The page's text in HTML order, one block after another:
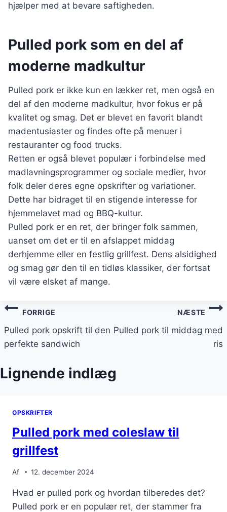
hjælper med at bevare saftigheden.
Pulled pork som en del af
moderne madkultur
Pulled pork er ikke kun en lækker ret, men også en
del af den moderne madkultur, hvor fokus er på
kvalitet og smag. Det er blevet en favorit blandt
madentusiaster og findes ofte på menuer i
restauranter og food trucks.
Retten er også blevet populær i forbindelse med
madlavningsprogrammer og sociale medier, hvor
folk deler deres egne opskrifter og variationer.
Dette har bidraget til en stigende interesse for
hjemmelavet mad og BBQ-kultur.
Pulled pork er en ret, der bringer folk sammen,
uanset om det er til en afslappet middag
derhjemme eller en festlig grillfest. Dens alsidighed
og smag gør den til en tidløs klassiker, der fortsat
vil være elsket af mange.
Indlægsnavigation
FORRIGE
Pulled pork opskrift til den
perfekte sandwich
NÆSTE
Pulled pork til middag med
ris
Lignende indlæg
OPSKRIFTER
Pulled pork med coleslaw til
grillfest
Af 12. december 2024
Hvad er pulled pork og hvordan tilberedes det?
Pulled pork er en populær ret, der stammer fra